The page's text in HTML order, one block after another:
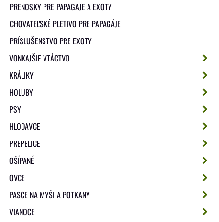
PRENOSKY PRE PAPAGAJE A EXOTY
CHOVATEĽSKÉ PLETIVO PRE PAPAGÁJE
PRÍSLUŠENSTVO PRE EXOTY
VONKAJŠIE VTÁCTVO
KRÁLIKY
HOLUBY
PSY
HLODAVCE
PREPELICE
OŠÍPANÉ
OVCE
PASCE NA MYŠI A POTKANY
VIANOCE